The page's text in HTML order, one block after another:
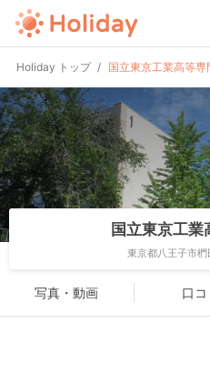
Holiday トップ 国立東京工業高等専
国立東京工業
東京都八王子市椚
写真・動画 口コ